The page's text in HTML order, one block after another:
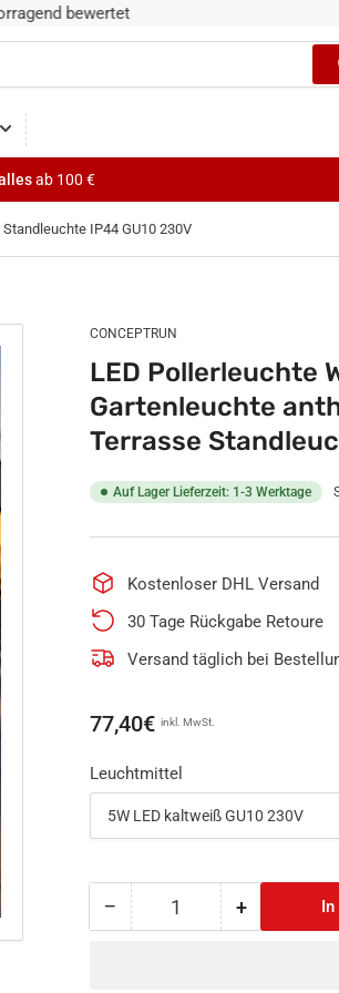
bewertet
ab 100 €
IP44 GU10 230V
CONCEPTRUN
LED Pollerleuchte
Gartenleuchte
Terrasse
Auf Lager Lieferzeit: 1-3 Werktage
Kostenloser DHL Versand
30 Tage Rückgabe Retoure
Versand täglich bei
Normaler
77,40€ inkl. MwSt.
Leuchtmittel
− Menge
Anzahl +Menge